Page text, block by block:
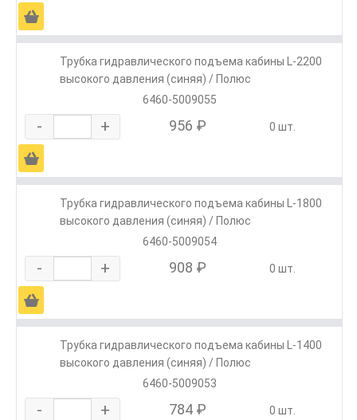
Ä
Трубка гидравлического подъема кабины L-2200
высокого давления (синяя) / Полюс
6460-5009055
- + 956 ₽ 0 шт.
Ä
Трубка гидравлического подъема кабины L-1800
высокого давления (синяя) / Полюс
6460-5009054
- + 908 ₽ 0 шт.
Ä
Трубка гидравлического подъема кабины L-1400
высокого давления (синяя) / Полюс
6460-5009053
- + 784 ₽ 0 шт.